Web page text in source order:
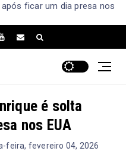
ficar um dia presa nos
é solta
nos EUA
feira, fevereiro 04, 2026